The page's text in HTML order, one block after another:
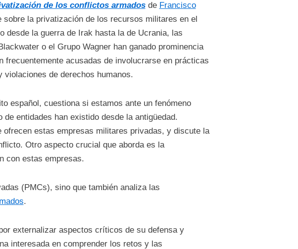
de los conflictos armadosde Francisco
la privatización de los recursos militares en el
desde la guerra de Irak hasta la de Ucrania, las
o el Grupo Wagner han ganado prominencia
acusadas de involucrarse en prácticas
de derechos humanos.
español, cuestiona si estamos ante un fenómeno
entidades han existido desde la antigüedad.
estas empresas militares privadas, y discute la
Otro aspecto crucial que aborda es la
con estas empresas.
(PMCs), sino que también analiza las
.
externalizar aspectos críticos de su defensa y
interesada en comprender los retos y las